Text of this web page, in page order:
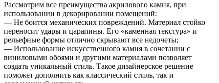
Рассмотрим все преимущества акрилового камня, при
использовании в декорировании помещений:
— Не боится механических повреждений. Материал стойко
переносит удары и царапины. Его «каменная текстура» и
рельефные формы отлично скрывают все недочеты;
— Использование искусственного камня в сочетании с
виниловыми обоями и другими материалами позволяет
создать уникальный стиль. Такое дизайнерское решение
поможет дополнить как классический стиль, так и